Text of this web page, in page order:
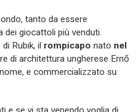
tanto da essere
giocattoli più venduti.
Rubik, il rompicapo nato nel
di architettura ungherese Ernő
e commercializzato su